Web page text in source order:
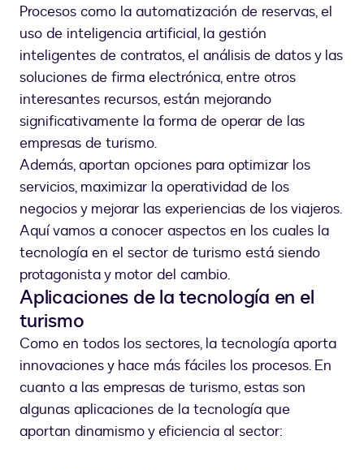
Procesos como la automatización de reservas, el
uso de inteligencia artificial, la gestión
inteligentes de contratos, el análisis de datos y las
soluciones de firma electrónica, entre otros
interesantes recursos, están mejorando
significativamente la forma de operar de las
empresas de turismo.
Además, aportan opciones para optimizar los
servicios, maximizar la operatividad de los
negocios y mejorar las experiencias de los viajeros.
Aquí vamos a conocer aspectos en los cuales la
tecnología en el sector de turismo está siendo
protagonista y motor del cambio.
Aplicaciones de la tecnología en el
turismo
Como en todos los sectores, la tecnología aporta
innovaciones y hace más fáciles los procesos. En
cuanto a las empresas de turismo, estas son
algunas aplicaciones de la tecnología que
aportan dinamismo y eficiencia al sector: